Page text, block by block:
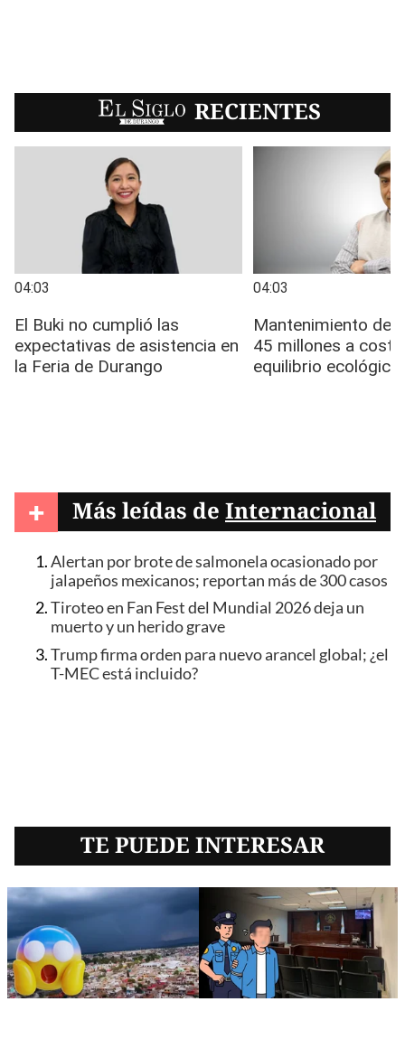
EL SIGLO RECIENTES
+ Más leídas de Internacional
Alertan por brote de salmonela ocasionado por
jalapeños mexicanos; reportan más de 300 casos
Tiroteo en Fan Fest del Mundial 2026 deja un
muerto y un herido grave
Trump firma orden para nuevo arancel global; ¿el
T-MEC está incluido?
TE PUEDE INTERESAR